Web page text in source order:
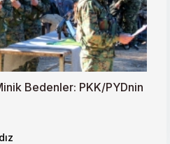
Bedenler: PKK/PYDnin